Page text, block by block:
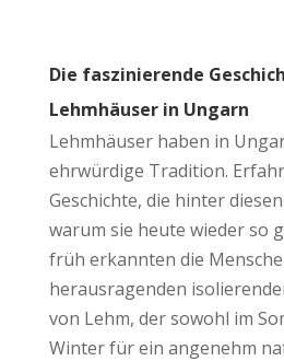
Die faszinierende
Lehmhäuser in Ungarn
Lehmhäuser haben in
ehrwürdige Tradition.
Geschichte, die hinter
warum sie heute wieder so
früh erkannten die
herausragenden
von Lehm, der sowohl im
Winter für ein angenehm